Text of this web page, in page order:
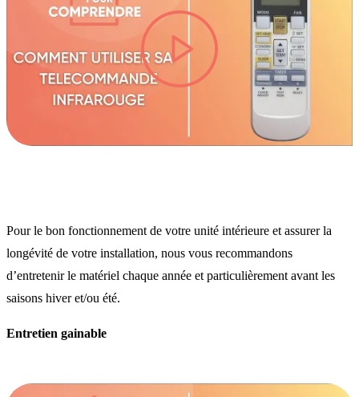
lire la vidéo
Pour le bon fonctionnement de votre unité intérieure et assurer la
longévité de votre installation, nous vous recommandons
d’entretenir le matériel chaque année et particulièrement avant les
saisons hiver et/ou été.
Entretien gainable